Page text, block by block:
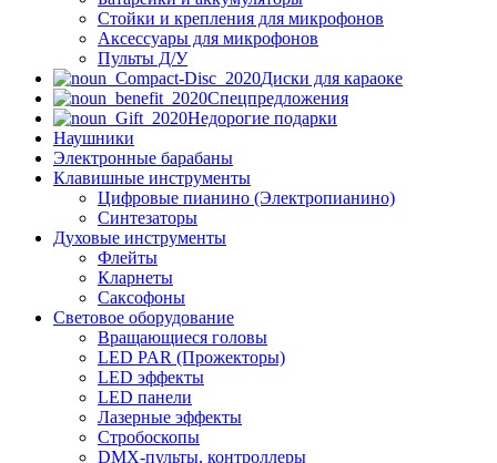
Стойки и крепления для микрофонов
Аксессуары для микрофонов
Пульты Д/У
Диски для караоке
Спецпредложения
Недорогие подарки
Наушники
Электронные барабаны
Клавишные инструменты
Цифровые пианино (Электропианино)
Синтезаторы
Духовые инструменты
Флейты
Кларнеты
Саксофоны
Световое оборудование
Вращающиеся головы
LED PAR (Прожекторы)
LED эффекты
LED панели
Лазерные эффекты
Стробоскопы
DMX-пульты, контроллеры